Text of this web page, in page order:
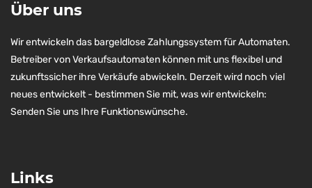
Über uns
Wir entwickeln das bargeldlose Zahlungssystem für Automaten.
Betreiber von Verkaufsautomaten können mit uns flexibel und
zukunftssicher ihre Verkäufe abwickeln. Derzeit wird noch viel
neues entwickelt - bestimmen Sie mit, was wir entwickeln:
Senden Sie uns Ihre Funktionswünsche.
Links